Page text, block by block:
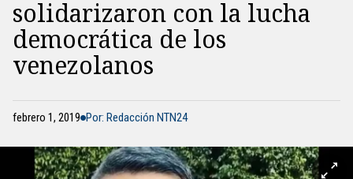
solidarizaron con la lucha
democrática de los
venezolanos
febrero 1, 2019 Por: Redacción NTN24